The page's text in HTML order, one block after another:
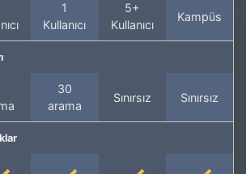
1
Kullanıcı
5+
Kullanıcı
Kampüs
30
arama
Sınırsız Sınırsız